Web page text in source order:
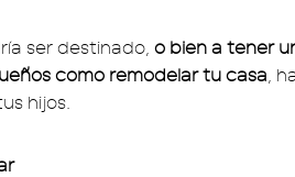
ser destinado, o bien a tener
como remodelar tu casa,
hijos.